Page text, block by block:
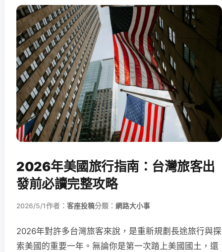
2026年美國旅行指南：台灣旅客出
發前必讀完整攻略
2026/5/1作者： 客座投稿分類： 網路大小事
2026年對許多台灣旅客來說，是重新規劃長途旅行與探
索美國的重要一年。無論你是第一次踏上美國國土，還